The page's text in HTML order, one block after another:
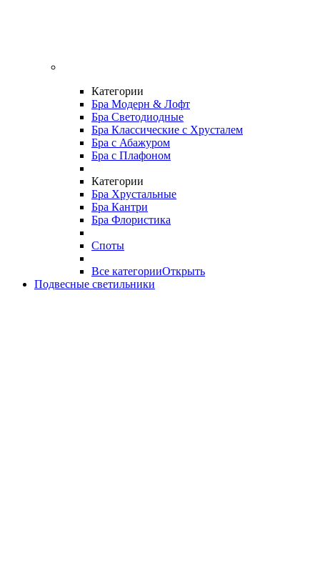
Категории
Бра Модерн & Лофт
Бра Светодиодные
Бра Классические с Хрусталем
Бра с Абажуром
Бра с Плафоном
Категории
Бра Хрустальные
Бра Кантри
Бра Флористика
Споты
Все категорииОткрыть
Подвесные светильники